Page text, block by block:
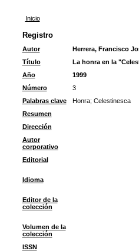
Inicio
Registro
Autor
Herrera, Francisco
Título
La honra en la
Año
1999
Número
3
Palabras clave
Honra; Celestinesca
Resumen
Dirección
Autor
corporativo
Editorial
Idioma
Editor de la
colección
Volumen de la
colección
ISSN